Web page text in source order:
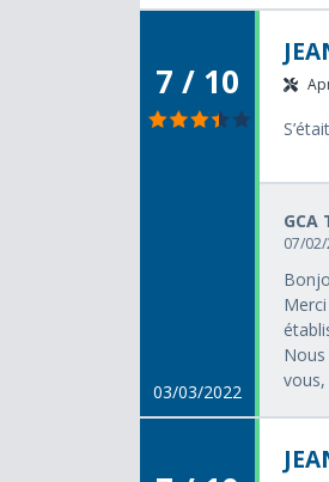
7 / 10
03/03/2022
GCA
07/
vous,